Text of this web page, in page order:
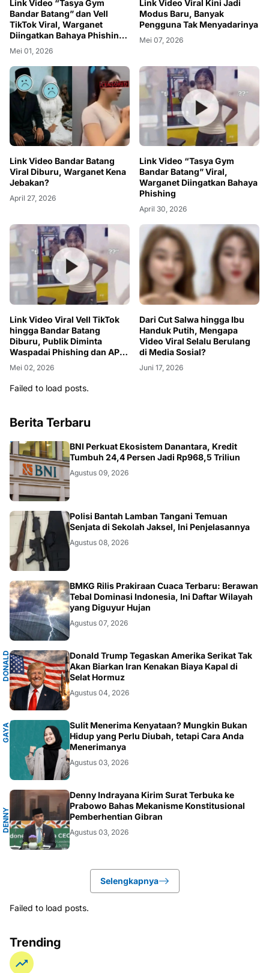
Link Video “Tasya Gym
Bandar Batang” dan Vell
TikTok Viral, Warganet
Diingatkan Bahaya Phishing
dan APK Palsu
Mei 01, 2026
Link Video Viral Kini Jadi
Modus Baru, Banyak
Pengguna Tak Menyadarinya
Mei 07, 2026
Link Video Bandar Batang
Viral Diburu, Warganet Kena
Jebakan?
April 27, 2026
Link Video “Tasya Gym
Bandar Batang” Viral,
Warganet Diingatkan Bahaya
Phishing
April 30, 2026
Link Video Viral Vell TikTok
hingga Bandar Batang
Diburu, Publik Diminta
Waspadai Phishing dan APK
Palsu
Mei 02, 2026
Dari Cut Salwa hingga Ibu
Handuk Putih, Mengapa
Video Viral Selalu Berulang
di Media Sosial?
Juni 17, 2026
Failed to load posts.
Berita Terbaru
BNI
BNI Perkuat Ekosistem Danantara, Kredit
Tumbuh 24,4 Persen Jadi Rp968,5 Triliun
Agustus 09, 2026
JAKSEL
Polisi Bantah Lamban Tangani Temuan
Senjata di Sekolah Jaksel, Ini Penjelasannya
Agustus 08, 2026
NASIONAL
BMKG Rilis Prakiraan Cuaca Terbaru: Berawan
Tebal Dominasi Indonesia, Ini Daftar Wilayah
yang Diguyur Hujan
Agustus 07, 2026
D
O
N
AL
D
T
R
U
MP
Donald Trump Tegaskan Amerika Serikat Tak
Akan Biarkan Iran Kenakan Biaya Kapal di
Selat Hormuz
Agustus 04, 2026
G
A
Y
A
H
I
D
UP
Sulit Menerima Kenyataan? Mungkin Bukan
Hidup yang Perlu Diubah, tetapi Cara Anda
Menerimanya
Agustus 03, 2026
D
E
N
N
Y
I
N
D
R
A
Y
A
NA
Denny Indrayana Kirim Surat Terbuka ke
Prabowo Bahas Mekanisme Konstitusional
Pemberhentian Gibran
Agustus 03, 2026
Selengkapnya
Failed to load posts.
Trending